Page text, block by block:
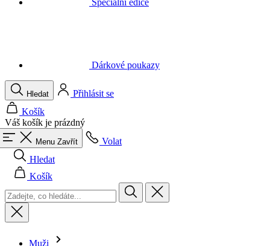
Váš košík je prázdný
Menu Zavřít
Volat
Hledat
Košík
Muži
Vše v kategorii Muži